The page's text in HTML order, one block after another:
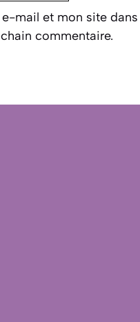
mail et mon site dans
commentaire.